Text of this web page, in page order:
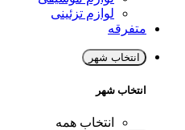
لوازم تزئینی
متفرقه
انتخاب شهر
انتخاب شهر
انتخاب همه